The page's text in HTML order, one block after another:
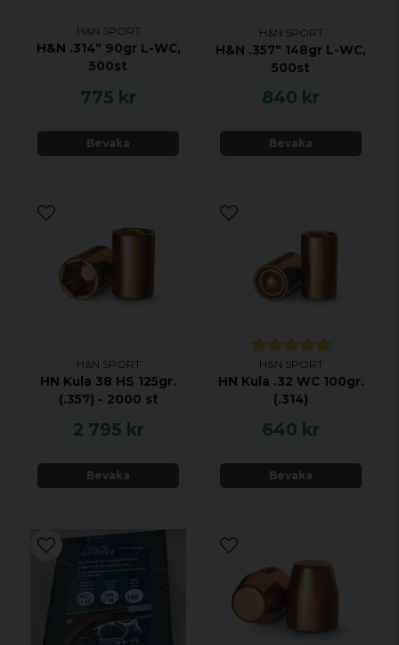
H&N SPORT
H&N .314" 90gr L-WC,
500st
775 kr
Bevaka
H&N SPORT
H&N .357" 148gr L-WC,
500st
840 kr
Bevaka
H&N SPORT
HN Kula 38 HS 125gr.
(.357) - 2000 st
2 795 kr
Bevaka
H&N SPORT
HN Kula .32 WC 100gr.
(.314)
640 kr
Bevaka